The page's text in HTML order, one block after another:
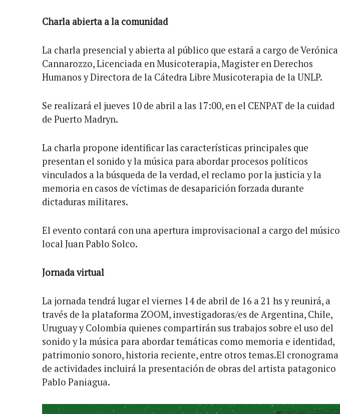
Charla abierta a la comunidad
La charla presencial y abierta al público que estará a cargo de Verónica
Cannarozzo, Licenciada en Musicoterapia, Magister en Derechos
Humanos y Directora de la Cátedra Libre Musicoterapia de la UNLP.
Se realizará el jueves 10 de abril a las 17:00, en el CENPAT de la cuidad
de Puerto Madryn.
La charla propone identificar las características principales que
presentan el sonido y la música para abordar procesos políticos
vinculados a la búsqueda de la verdad, el reclamo por la justicia y la
memoria en casos de víctimas de desaparición forzada durante
dictaduras militares.
El evento contará con una apertura improvisacional a cargo del músico
local Juan Pablo Solco.
Jornada virtual
La jornada tendrá lugar el viernes 14 de abril de 16 a 21 hs y reunirá, a
través de la plataforma ZOOM, investigadoras/es de Argentina, Chile,
Uruguay y Colombia quienes compartirán sus trabajos sobre el uso del
sonido y la música para abordar temáticas como memoria e identidad,
patrimonio sonoro, historia reciente, entre otros temas.El cronograma
de actividades incluirá la presentación de obras del artista patagonico
Pablo Paniagua.